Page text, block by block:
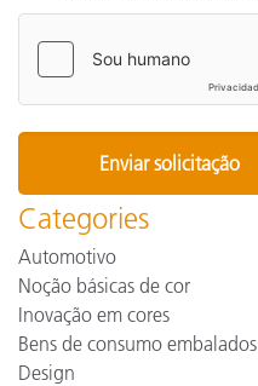
Categories
Automotivo
Noção básicas de cor
Inovação em cores
Bens de consumo embalados
Design